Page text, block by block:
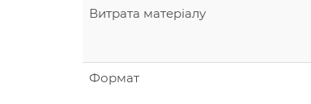
Витрата матеріалу
Формат